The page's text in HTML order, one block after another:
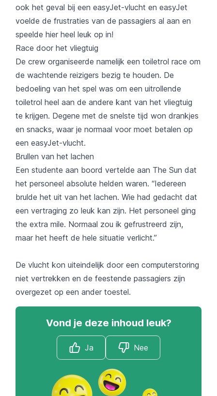
ook het geval bij een easyJet-vlucht en easyJet
voelde de frustraties van de passagiers al aan en
speelde hier heel leuk op in!
Race door het vliegtuig
De crew organiseerde namelijk een toiletrol race om
de wachtende reizigers bezig te houden. De
bedoeling van het spel was om een uitrollende
toiletrol heel aan de andere kant van het vliegtuig
te krijgen. Degene met de snelste tijd won drankjes
en snacks, waar je normaal voor moet betalen op
een easyJet-vlucht.
Brullen van het lachen
Een studente aan boord vertelde aan The Sun dat
het personeel absolute helden waren. “Iedereen
brulde het uit van het lachen. Wie had gedacht dat
een vertraging zo leuk kan zijn. Het personeel ging
the extra mile. Normaal zou ik gefrustreerd zijn,
maar het heeft de hele situatie verlicht.”
De vlucht kon uiteindelijk door een computerstoring
niet vertrekken en de feestende passagiers zijn
overgezet op een ander toestel.
Vond je deze inhoud leuk?
Ja Nee